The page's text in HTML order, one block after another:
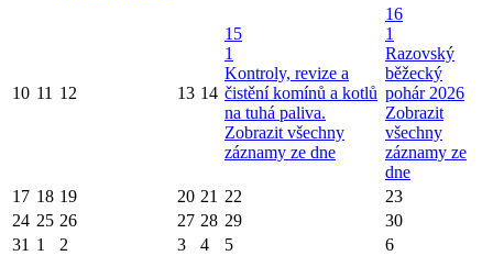
10 11 12 13 14
15
1
Kontroly, revize a
čistění komínů a kotlů
na tuhá paliva.
Zobrazit všechny
záznamy ze dne
16
1
Razovský
běžecký
pohár 2026
Zobrazit
všechny
záznamy ze
dne
17 18 19 20 21 22
23
24 25 26 27 28 29
30
31 1 2 3 4 5 6